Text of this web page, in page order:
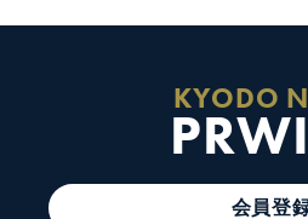
KYODO
会員登